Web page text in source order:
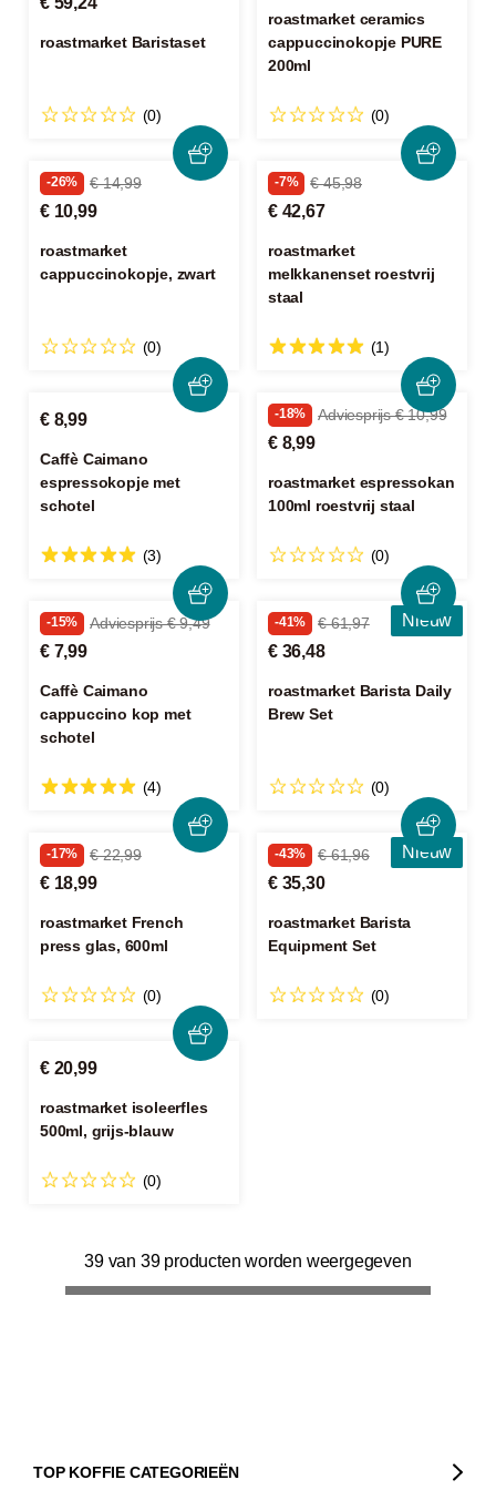
roastmarket Baristaset
(0)
roastmarket ceramics
cappuccinokopje PURE
200ml
(0)
-26% € 14,99
€ 10,99
roastmarket
cappuccinokopje, zwart
(0)
-7% € 45,98
€ 42,67
roastmarket
melkkanenset roestvrij
staal
(1)
€ 8,99
Caffè Caimano
espressokopje met
schotel
(3)
-18% Adviesprijs € 10,99
€ 8,99
roastmarket espressokan
100ml roestvrij staal
(0)
-15% Adviesprijs € 9,49
€ 7,99
Caffè Caimano
cappuccino kop met
schotel
(4)
Nieuw
-41% € 61,97
€ 36,48
roastmarket Barista Daily
Brew Set
(0)
-17% € 22,99
€ 18,99
roastmarket French
press glas, 600ml
(0)
Nieuw
-43% € 61,96
€ 35,30
roastmarket Barista
Equipment Set
(0)
€ 20,99
roastmarket isoleerfles
500ml, grijs-blauw
(0)
39 van 39 producten worden weergegeven
TOP KOFFIE CATEGORIEËN